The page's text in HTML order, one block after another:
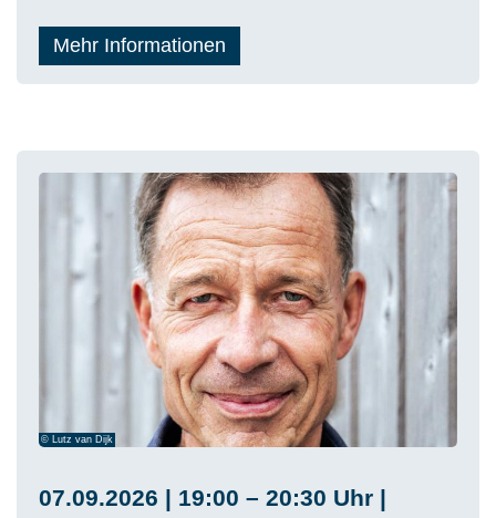
Mehr Informationen
© Lutz van Dijk
07.09.2026 | 19:00 – 20:30 Uhr |